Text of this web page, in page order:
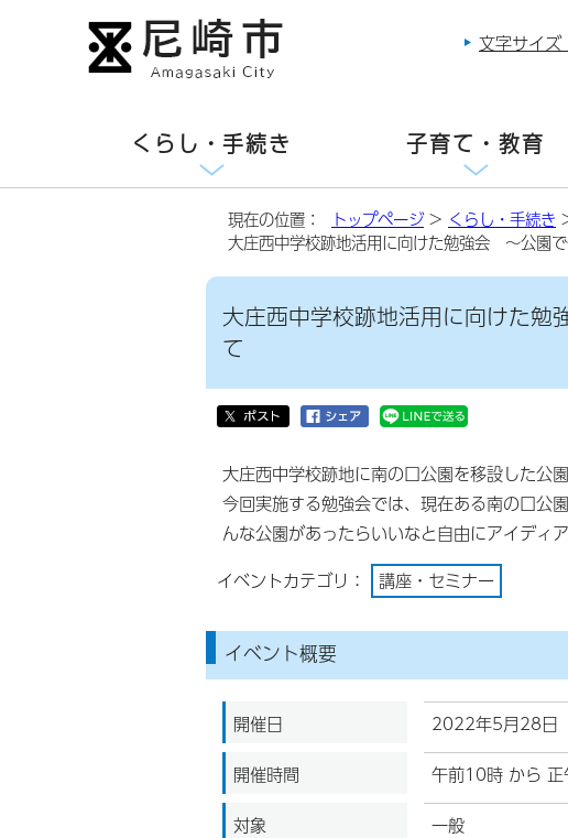
文字サイズ
くらし・手続き 子育て・教育
現在の位置： トップページ> くらし・手続き
大庄西中学校跡地活用に向けた勉強会 ～公園
大庄西中学校跡地活用に向けた
て
大庄西中学校跡地に南の口公園を移設した公
今回実施する勉強会では、現在ある南の口公
んな公園があったらいいなと自由にアイディ
イベントカテゴリ：
講座・セミナー
イベント概要
開催日
2022年5月28日
開催時間
午前10時 から 正
対象
一般